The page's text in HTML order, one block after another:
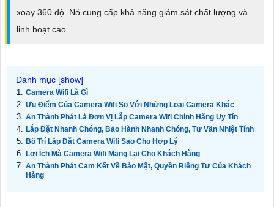
xoay 360 độ. Nó cung cấp khả năng giám sát chất lượng và
linh hoạt cao
Camera Wifi Là Gì
Ưu Điểm Của Camera Wifi So Với Những Loại Camera Khác
An Thành Phát Là Đơn Vị Lắp Camera Wifi Chính Hãng Uy Tín
Lắp Đặt Nhanh Chóng, Bảo Hành Nhanh Chóng, Tư Vấn Nhiệt Tính
Bố Trí Lắp Đặt Camera Wifi Sao Cho Hợp Lý
Lợi Ích Mà Camera Wifi Mang Lại Cho Khách Hàng
An Thành Phát Cam Kết Về Bảo Mật, Quyền Riêng Tư Của Khách
Hàng